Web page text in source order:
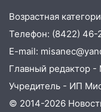
ДТП с
20:22
жительницу
Житель
подвез троих
заработал
Возрастная
Телефон: (8422) 46-
E-mail:
Главный редактор
Учредитель - ИП
© 2014-2026